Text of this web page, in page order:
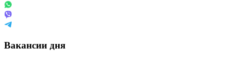
Вакансии дня